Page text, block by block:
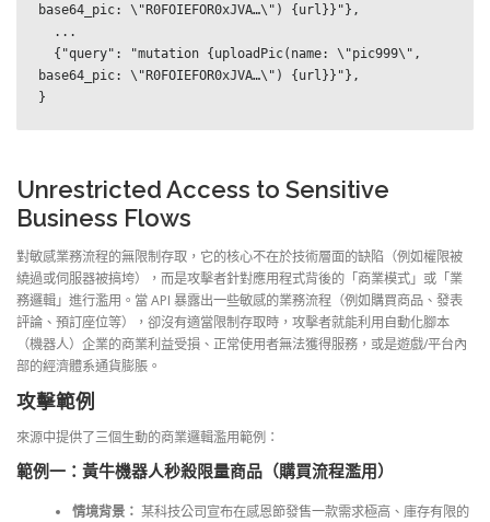
base64_pic: \"R0FOIEFOR0xJVA…\") {url}}"},
base64_pic: \"R0FOIEFOR0xJVA…\") {url}}"},
}
Unrestricted Access to Sensitive
Business Flows
對敏感業務流程的無限制存取，它的核心不在於技術層面的缺陷（例如權限被
繞過或伺服器被搞垮），而是攻擊者針對應用程式背後的「商業模式」或「業
務邏輯」進行濫用。當 API 暴露出一些敏感的業務流程（例如購買商品、發表
評論、預訂座位等），卻沒有適當限制存取時，攻擊者就能利用自動化腳本
（機器人）企業的商業利益受損、正常使用者無法獲得服務，或是遊戲/平台內
部的經濟體系通貨膨脹。
攻擊範例
來源中提供了三個生動的商業邏輯濫用範例：
範例一：黃牛機器人秒殺限量商品（購買流程濫用）
情境背景： 某科技公司宣布在感恩節發售一款需求極高、庫存有限的